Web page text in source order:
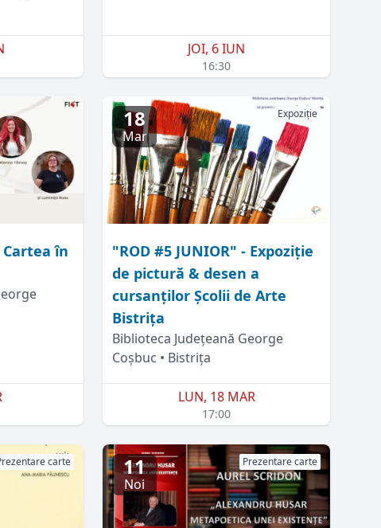
JOI, 6 IUN
16:30
în
18
Mar
Expoziție
"ROD #5 JUNIOR" - Expoziție
de pictură & desen a
cursanților Școlii de Arte
Bistrița
Biblioteca Județeană George
Coșbuc • Bistrița
LUN, 18 MAR
17:00
carte 11
Noi
Prezentare carte